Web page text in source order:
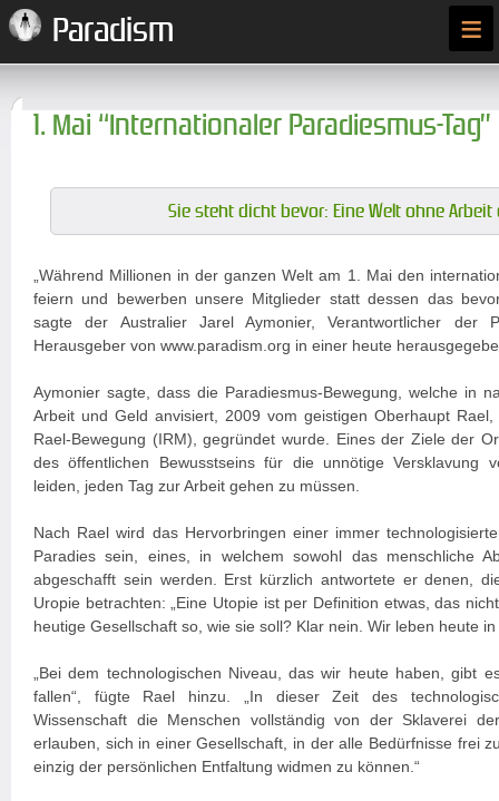
Paradism ≡
1. Mai “Internationaler Paradiesmus-Tag”
Sie steht dicht bevor: Eine Welt ohne Arbeit
„Während Millionen in der ganzen Welt am 1. Mai den
feiern und bewerben unsere Mitglieder statt dessen das
sagte der Australier Jarel Aymonier, Verantwortlicher der
Herausgeber von www.paradism.org in einer heute
Aymonier sagte, dass die Paradiesmus-Bewegung, welche in
Arbeit und Geld anvisiert, 2009 vom geistigen Oberhaupt
Rael-Bewegung (IRM), gegründet wurde. Eines der Ziele der
des öffentlichen Bewusstseins für die unnötige Versklavung
leiden, jeden Tag zur Arbeit gehen zu müssen.
Nach Rael wird das Hervorbringen einer immer
Paradies sein, eines, in welchem sowohl das menschliche
abgeschafft sein werden. Erst kürzlich antwortete er denen,
Uropie betrachten: „Eine Utopie ist per Definition etwas, das
heutige Gesellschaft so, wie sie soll? Klar nein. Wir leben heute
„Bei dem technologischen Niveau, das wir heute haben, gibt
fallen“, fügte Rael hinzu. „In dieser Zeit des
Wissenschaft die Menschen vollständig von der Sklaverei
erlauben, sich in einer Gesellschaft, in der alle Bedürfnisse frei
einzig der persönlichen Entfaltung widmen zu können.“